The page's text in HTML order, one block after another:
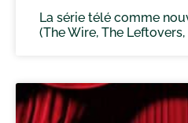
La série télé comme
(The Wire, The Leftovers,